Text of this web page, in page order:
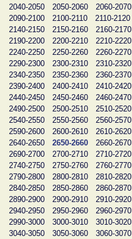
2040-2050
2050-2060 2060-2070
2090-2100
2100-2110 2110-2120
2140-2150
2150-2160 2160-2170
2190-2200
2200-2210 2210-2220
2240-2250
2250-2260 2260-2270
2290-2300
2300-2310 2310-2320
2340-2350
2350-2360 2360-2370
2390-2400
2400-2410 2410-2420
2440-2450
2450-2460 2460-2470
2490-2500
2500-2510 2510-2520
2540-2550
2550-2560 2560-2570
2590-2600
2600-2610 2610-2620
2640-2650
2650-2660 2660-2670
2690-2700
2700-2710 2710-2720
2740-2750
2750-2760 2760-2770
2790-2800
2800-2810 2810-2820
2840-2850
2850-2860 2860-2870
2890-2900
2900-2910 2910-2920
2940-2950
2950-2960 2960-2970
2990-3000
3000-3010 3010-3020
3040-3050
3050-3060 3060-3070